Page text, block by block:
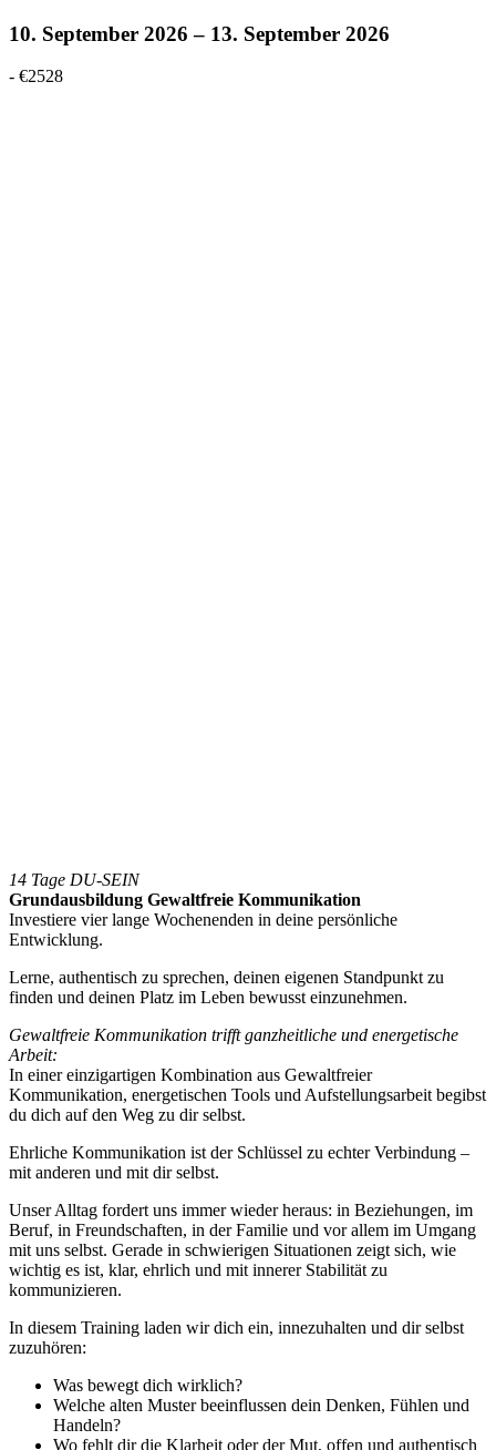
10. September 2026 – 13. September 2026
- €2528
14 Tage DU-SEIN
Grundausbildung Gewaltfreie Kommunikation
Investiere vier lange Wochenenden in deine persönliche
Entwicklung.
Lerne, authentisch zu sprechen, deinen eigenen Standpunkt zu
finden und deinen Platz im Leben bewusst einzunehmen.
Gewaltfreie Kommunikation trifft ganzheitliche und energetische
Arbeit:
In einer einzigartigen Kombination aus Gewaltfreier
Kommunikation, energetischen Tools und Aufstellungsarbeit begibst
du dich auf den Weg zu dir selbst.
Ehrliche Kommunikation ist der Schlüssel zu echter Verbindung –
mit anderen und mit dir selbst.
Unser Alltag fordert uns immer wieder heraus: in Beziehungen, im
Beruf, in Freundschaften, in der Familie und vor allem im Umgang
mit uns selbst. Gerade in schwierigen Situationen zeigt sich, wie
wichtig es ist, klar, ehrlich und mit innerer Stabilität zu
kommunizieren.
In diesem Training laden wir dich ein, innezuhalten und dir selbst
zuzuhören:
Was bewegt dich wirklich?
Welche alten Muster beeinflussen dein Denken, Fühlen und
Handeln?
Wo fehlt dir die Klarheit oder der Mut, offen und authentisch